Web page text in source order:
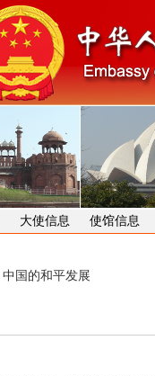
大使信息 使馆信息
中国的和平发展